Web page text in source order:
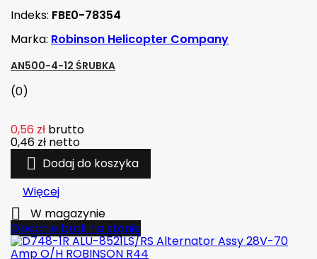
Indeks: FBE0-78354
Marka: Robinson Helicopter Company
AN500-4-12 ŚRUBKA
(0)
0,56 zł brutto
0,46 zł netto
 Dodaj do koszyka
Więcej

W magazynie
Obecnie brak na stanie